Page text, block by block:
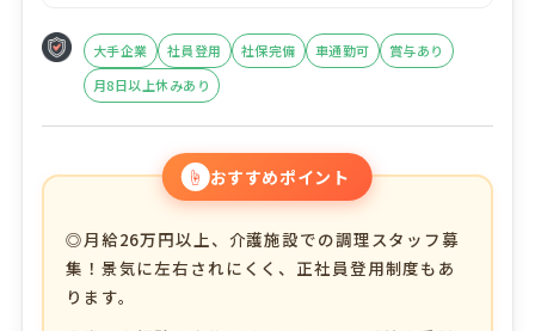
大手企業 社員登用 社保完備 車通勤可
賞与あり
月8日以上休みあり
☝ おすすめポイント
◎月給26万円以上、介護施設での調理スタッフ募
集！景気に左右されにくく、正社員登用制度もあ
ります。